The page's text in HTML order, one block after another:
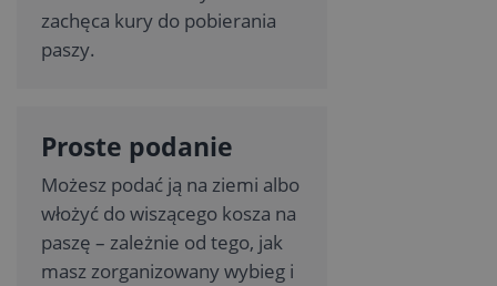
zachęca kury do pobierania
paszy.
Proste podanie
Możesz podać ją na ziemi albo
włożyć do wiszącego kosza na
paszę – zależnie od tego, jak
masz zorganizowany wybieg i